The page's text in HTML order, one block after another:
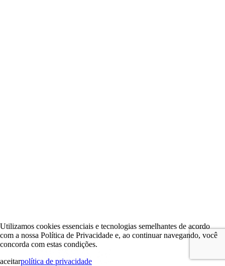
Utilizamos cookies essenciais e tecnologias semelhantes de acordo
com a nossa Política de Privacidade e, ao continuar navegando, você
concorda com estas condições.
aceitarpolítica de privacidade